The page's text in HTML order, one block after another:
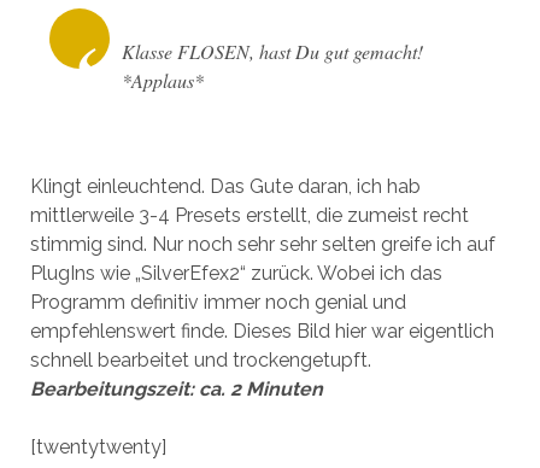
Klasse FLOSEN, hast Du gut gemacht!
*Applaus*
Klingt einleuchtend. Das Gute daran, ich hab
mittlerweile 3-4 Presets erstellt, die zumeist recht
stimmig sind. Nur noch sehr sehr selten greife ich auf
PlugIns wie „SilverEfex2“ zurück. Wobei ich das
Programm definitiv immer noch genial und
empfehlenswert finde. Dieses Bild hier war eigentlich
schnell bearbeitet und trockengetupft.
Bearbeitungszeit: ca. 2 Minuten
[twentytwenty]